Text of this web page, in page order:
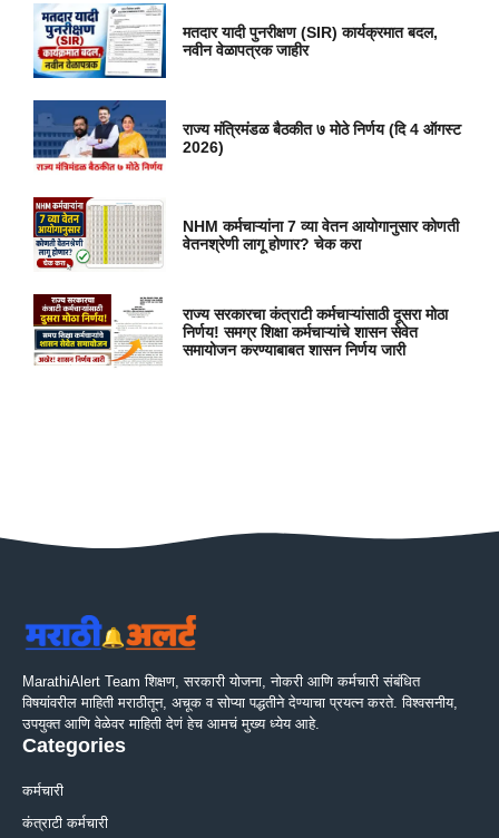
मतदार यादी पुनरीक्षण (SIR) कार्यक्रमात बदल,
नवीन वेळापत्रक जाहीर
राज्य मंत्रिमंडळ बैठकीत ७ मोठे निर्णय (दि 4 ऑगस्ट
2026)
NHM कर्मचाऱ्यांना 7 व्या वेतन आयोगानुसार कोणती
वेतनश्रेणी लागू होणार? चेक करा
राज्य सरकारचा कंत्राटी कर्मचाऱ्यांसाठी दूसरा मोठा
निर्णय! समग्र शिक्षा कर्मचाऱ्यांचे शासन सेवेत
समायोजन करण्याबाबत शासन निर्णय जारी
MarathiAlert Team शिक्षण, सरकारी योजना, नोकरी आणि कर्मचारी संबंधित
विषयांवरील माहिती मराठीतून, अचूक व सोप्या पद्धतीने देण्याचा प्रयत्न करते. विश्वसनीय,
उपयुक्त आणि वेळेवर माहिती देणं हेच आमचं मुख्य ध्येय आहे.
Categories
कर्मचारी
कंत्राटी कर्मचारी